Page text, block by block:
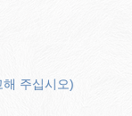
해 주십시오)